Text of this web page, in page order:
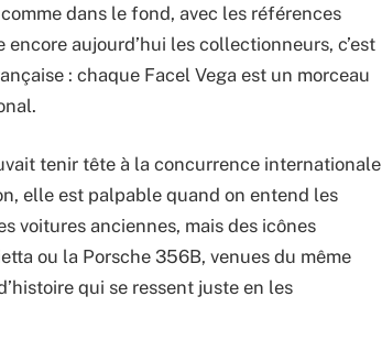
dans le fond, avec les références
aujourd’hui les collectionneurs, c’est
: chaque Facel Vega est un morceau
tenir tête à la concurrence internationale
elle est palpable quand on entend les
voitures anciennes, mais des icônes
ou la Porsche 356B, venues du même
qui se ressent juste en les